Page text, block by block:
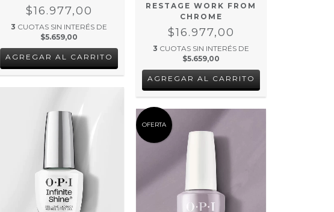
$16.977,00
3 CUOTAS SIN INTERÉS DE
$5.659,00
RESTAGE WORK FROM
CHROME
$16.977,00
3 CUOTAS SIN INTERÉS DE
$5.659,00
OFERTA